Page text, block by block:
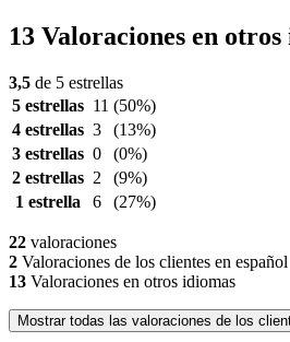
13 Valoraciones en
3,5 de 5 estrellas
5 estrellas 11 (50%)
4 estrellas 3
(13%)
3 estrellas 0
(0%)
2 estrellas 2
(9%)
1 estrella
6 (27%)
22 valoraciones
2 Valoraciones de los clientes en español
13 Valoraciones en otros idiomas
Mostrar todas las valoraciones de los